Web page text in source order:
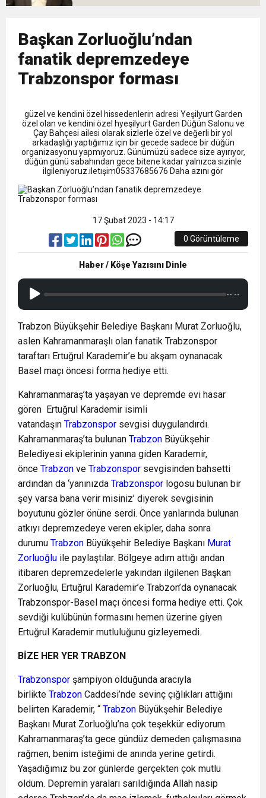
22:58 Trabzonspor, Salah Transferinin Maliyetini
KAP’a Bildirdi
Başkan Zorluoğlu’ndan
fanatik depremzedeye
Trabzonspor forması
güzel ve kendini özel hissedenlerin adresi Yeşilyurt Garden
özel olan ve kendini özel hyeşilyurt Garden Düğün Salonu ve
Çay Bahçesi ailesi olarak sizlerle özel ve değerli bir yol
arkadaşlığı yaptığımız için bir gecede sadece bir düğün
organizasyonu yapmıyoruz. Günümüzü sadece size ayırıyor,
düğün günü sabahından gece bitene kadar yalnızca sizinle
ilgileniyoruz.ıletışim05337685676 Daha azını gör
17 Şubat 2023 - 14:17
0 Görüntüleme
Haber / Köşe Yazısını Dinle
--:--
Trabzon Büyükşehir Belediye Başkanı Murat Zorluoğlu,
aslen Kahramanmaraşlı olan fanatik Trabzonspor
taraftarı Ertuğrul Karademir’e bu akşam oynanacak
Basel maçı öncesi forma hediye etti.
Kahramanmaraş’ta yaşayan ve depremde evi hasar
gören Ertuğrul Karademir isimli
vatandaşın Trabzonspor sevgisi duygulandırdı.
Kahramanmaraş’ta bulunan Trabzon Büyükşehir
Belediyesi ekiplerinin yanına giden Karademir,
önce Trabzon ve Trabzonspor sevgisinden bahsetti
ardından da ‘yanınızda Trabzonspor logosu bulunan bir
şey varsa bana verir misiniz’ diyerek sevgisinin
boyutunu gözler önüne serdi. Önce yanlarında bulunan
atkıyı depremzedeye veren ekipler, daha sonra
durumu Trabzon Büyükşehir Belediye Başkanı Murat
Zorluoğlu ile paylaştılar. Bölgeye adım attığı andan
itibaren depremzedelerle yakından ilgilenen Başkan
Zorluoğlu, Ertuğrul Karademir’e Trabzon’da oynanacak
Trabzonspor-Basel maçı öncesi forma hediye etti. Çok
sevdiği kulübünün formasını hemen üzerine giyen
Ertuğrul Karademir mutluluğunu gizleyemedi.
BİZE HER YER TRABZON
Trabzonspor şampiyon olduğunda aracıyla
birlikte Trabzon Caddesi’nde sevinç çığlıkları attığını
belirten Karademir, “ Trabzon Büyükşehir Belediye
Başkanı Murat Zorluoğlu’na çok teşekkür ediyorum.
Kahramanmaraş’ta gece gündüz demeden çalışmasına
rağmen, benim isteğimi de anında yerine getirdi.
Yaşadığımız bu zor günlerde gerçekten çok mutlu
oldum. Depremin yaraları sarıldığında Allah nasip